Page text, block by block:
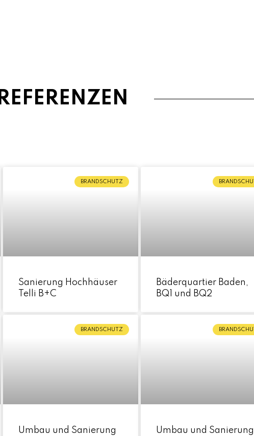
BRANDSCHUTZ
Sanierung Hochhäuser
Telli B+C
Bäderquartier Baden,
BQ1 und BQ2
BRANDSCHUTZ
Umbau und Sanierung
Umbau und Sanierung